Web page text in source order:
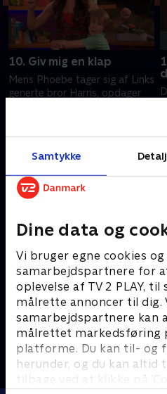
Samtykke
Dine data og
Vi bruger egne cookies
samarbejdspartnere for
oplevelse af TV 2 PLAY,
målrette annoncer til dig.
samarbejdspartnere kan
målrettet markedsføring
platforme. Du kan til- og
herunder, og du kan
tilbage ved at klikke på
10. Giv mig en klap
Mens Phoebe tager sig af Links
generte bror Harris, opdager
Andre så også
Byens Helte - alt om
Børneserier • 1 sæsoner